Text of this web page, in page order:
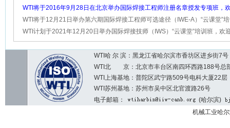
加！
WTI将于2016年9月28日在北京举办国际焊接工程师注册名章授发专项班，
参加！
WTI将于12月21日举办第六期国际焊接工程师可选途径（IWE-A）“云课堂”
欢迎大家踊跃报名！
WTI计划于2021年12月20日举办国际焊接技师（IWS）“云课堂”培训班，欢
跃报名
WTI哈 尔 滨：黑龙江省哈尔滨市香坊区进乡街
WTI北 京：北京市丰台区南四环西路188号总
WTI上海基地：普陀区武宁路509号电科大厦22层
WTI苏州基地：苏州市吴中区北官渡路26号
电子邮箱：
(哈尔滨)
机械工业哈